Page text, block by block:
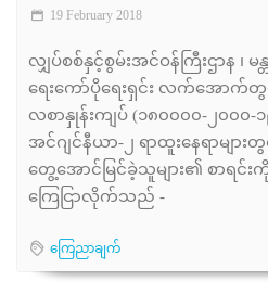
19 February 2018
လျှပ်စစ်နှင့်စွမ်းအင်ဝန်ကြီးဌာန ၊
ရေးကော်ပိုရေးရှင်း လက်အော
လစာနှုန်းကျပ် (၁၈၀၀၀၀-၂၀၀
အင်ဂျင်နီယာ-၂ ရာထူးနေရာမျ
တွေ့အောင်မြင်ခဲ့သူများ၏ စာရ
ကြေငြာလိုက်သည် -
ကြေညာချက်